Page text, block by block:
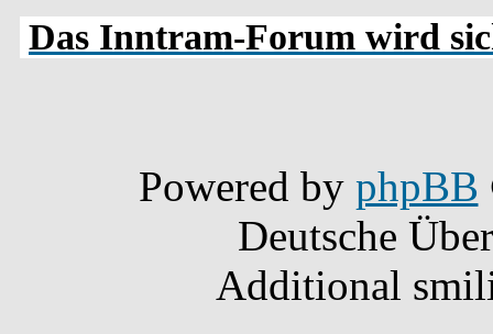
Das Inntram-Forum wird
Powered by phpBB
Deutsche
Additional